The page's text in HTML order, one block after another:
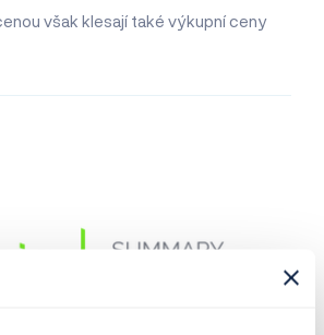
však klesají také výkupní ceny